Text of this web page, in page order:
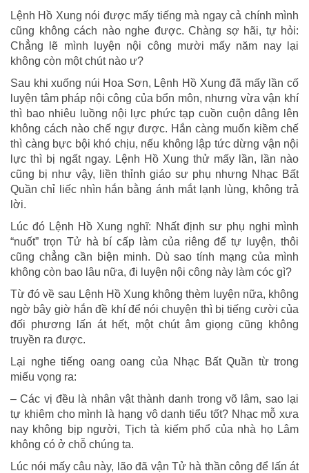
Lệnh Hồ Xung nói được mấy tiếng mà ngay cả chính mình
cũng không cách nào nghe được. Chàng sợ hãi, tự hỏi:
Chẳng lẽ mình luyện nội công mười mấy năm nay lại
không còn một chút nào ư?
Sau khi xuống núi Hoa Sơn, Lệnh Hồ Xung đã mấy lần cố
luyện tâm pháp nội công của bổn môn, nhưng vừa vận khí
thì bao nhiêu luồng nội lực phức tạp cuồn cuộn dâng lên
không cách nào chế ngự được. Hắn càng muốn kiềm chế
thì càng bực bội khó chịu, nếu không lập tức dừng vận nội
lực thì bị ngất ngay. Lệnh Hồ Xung thử mấy lần, lần nào
cũng bị như vậy, liền thỉnh giáo sư phụ nhưng Nhạc Bất
Quần chỉ liếc nhìn hắn bằng ánh mắt lạnh lùng, không trả
lời.
Lúc đó Lệnh Hồ Xung nghĩ: Nhất định sư phụ nghi mình
“nuốt” trọn Tử hà bí cấp làm của riêng để tự luyện, thôi
cũng chẳng cần biện minh. Dù sao tính mạng của mình
không còn bao lâu nữa, đi luyện nội công này làm cóc gì?
Từ đó về sau Lệnh Hồ Xung không thèm luyện nữa, không
ngờ bây giờ hắn đề khí để nói chuyện thì bị tiếng cười của
đối phương lấn át hết, một chút âm giọng cũng không
truyền ra được.
Lại nghe tiếng oang oang của Nhạc Bất Quần từ trong
miếu vọng ra:
– Các vị đều là nhân vật thành danh trong võ lâm, sao lại
tự khiêm cho mình là hạng vô danh tiểu tốt? Nhạc mỗ xưa
nay không bịp người, Tịch tà kiếm phổ của nhà họ Lâm
không có ở chỗ chúng ta.
Lúc nói mấy câu này, lão đã vận Tử hà thần công để lấn át